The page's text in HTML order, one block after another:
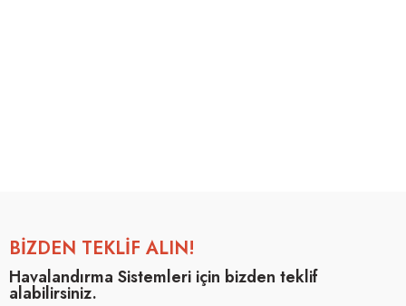
BİZDEN TEKLİF ALIN!
Havalandırma Sistemleri için bizden teklif
alabilirsiniz.